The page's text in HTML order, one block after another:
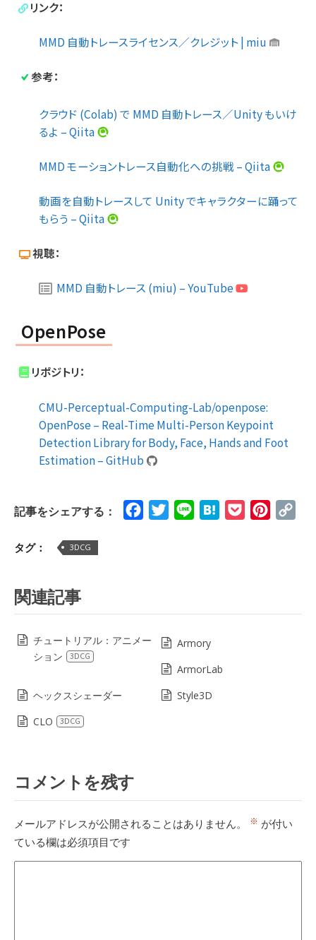
リンク：
MMD 自動トレースライセンス／クレジット | miu
参考：
クラウド (Colab) で MMD 自動トレース／Unity もいけ
るよ – Qiita
MMD モーショントレース自動化への挑戦 – Qiita
動画を自動トレースして Unity でキャラクターに踊って
もらう – Qiita
視聴：
MMD 自動トレース (miu) – YouTube
OpenPose
リポジトリ：
CMU-Perceptual-Computing-Lab/openpose:
OpenPose – Real-Time Multi-Person Keypoint
Detection Library for Body, Face, Hands and Foot
Estimation – GitHub
記事をシェアする： FacebookTwitterLine HatenaPocket
タグ： 3DCG
関連記事
チュートリアル：アニメー
ション
3DCG
Armory
ArmorLab
ヘックスシェーダー
Style3D
CLO
3DCG
コメントを残す
メールアドレスが公開されることはありません。 ※ が付い
ている欄は必須項目です